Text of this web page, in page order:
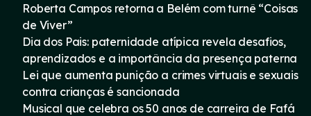
Roberta Campos retorna a Belém com turnê “Coisas
de Viver”
Dia dos Pais: paternidade atípica revela desafios,
aprendizados e a importância da presença paterna
Lei que aumenta punição a crimes virtuais e sexuais
contra crianças é sancionada
Musical que celebra os 50 anos de carreira de Fafá